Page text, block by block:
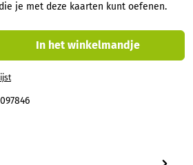
je met deze kaarten kunt oefenen.
Voer de gewenste
In het winkelmandje